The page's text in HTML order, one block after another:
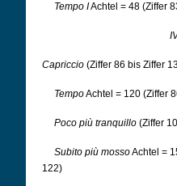
Tempo IAchtel = 48 (Ziffer
Capriccio (Ziffer 86 bis Ziffer
TempoAchtel = 120 (Ziffer
Poco più tranquillo (Ziffer
Subito più mossoAchtel =
122)